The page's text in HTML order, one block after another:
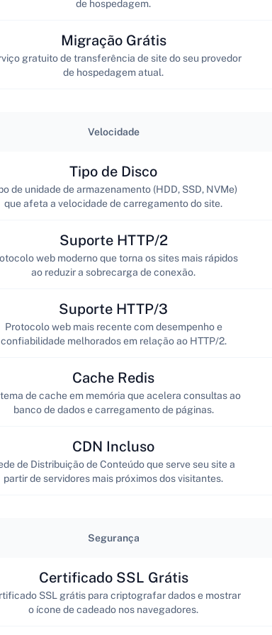
de hospedagem.
Migração Grátis
gratuito de transferência de site do seu provedor
de hospedagem atual.
Velocidade
Tipo de Disco
de unidade de armazenamento (HDD, SSD, NVMe)
que afeta a velocidade de carregamento do site.
Suporte HTTP/2
web moderno que torna os sites mais rápidos
ao reduzir a sobrecarga de conexão.
Suporte HTTP/3
Protocolo web mais recente com desempenho e
confiabilidade melhorados em relação ao HTTP/2.
Cache Redis
de cache em memória que acelera consultas ao
banco de dados e carregamento de páginas.
CDN Incluso
de Distribuição de Conteúdo que serve seu site a
partir de servidores mais próximos dos visitantes.
Segurança
Certificado SSL Grátis
SSL grátis para criptografar dados e mostrar
o ícone de cadeado nos navegadores.